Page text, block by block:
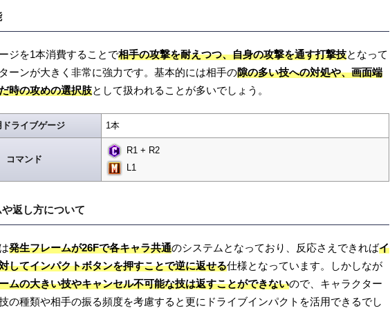
ジを1本消費することで相手の攻撃を耐えつつ、自身の攻撃を通す打撃技となって
ーンが大きく非常に強力です。基本的には相手の隙の多い技への対処や、画面端
時の攻めの選択肢として扱われることが多いでしょう。
ドライブゲージ 1本
コマンド
R1 + R2
L1
返し方について
発生フレームが26Fで各キャラ共通のシステムとなっており、反応さえできればイ
してインパクトボタンを押すことで逆に返せる仕様となっています。しかしなが
ムの大きい技やキャンセル不可能な技は返すことができないので、キャラクター
の種類や相手の振る頻度を考慮すると更にドライブインパクトを活用できるでし